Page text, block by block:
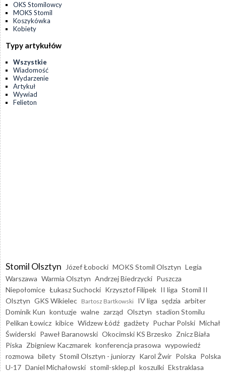
OKS Stomilowcy
MOKS Stomil
Koszykówka
Kobiety
Typy artykułów
Wszystkie
Wiadomość
Wydarzenie
Artykuł
Wywiad
Felieton
Stomil Olsztyn Józef Łobocki MOKS Stomil Olsztyn Legia
Warszawa Warmia Olsztyn Andrzej Biedrzycki Puszcza
Niepołomice Łukasz Suchocki Krzysztof Filipek II liga Stomil II
Olsztyn GKS Wikielec Bartosz Bartkowski IV liga sędzia arbiter
Dominik Kun kontuzje walne zarząd Olsztyn stadion Stomilu
Pelikan Łowicz kibice Widzew Łódź gadżety Puchar Polski Michał
Świderski Paweł Baranowski Okocimski KS Brzesko Znicz Biała
Piska Zbigniew Kaczmarek konferencja prasowa wypowiedź
rozmowa bilety Stomil Olsztyn - juniorzy Karol Żwir Polska Polska
U-17 Daniel Michałowski stomil-sklep.pl koszulki Ekstraklasa